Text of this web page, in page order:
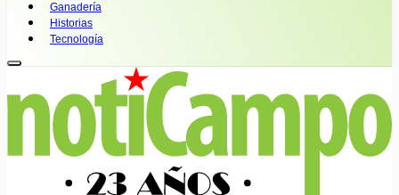
Ganadería
Historias
Tecnología